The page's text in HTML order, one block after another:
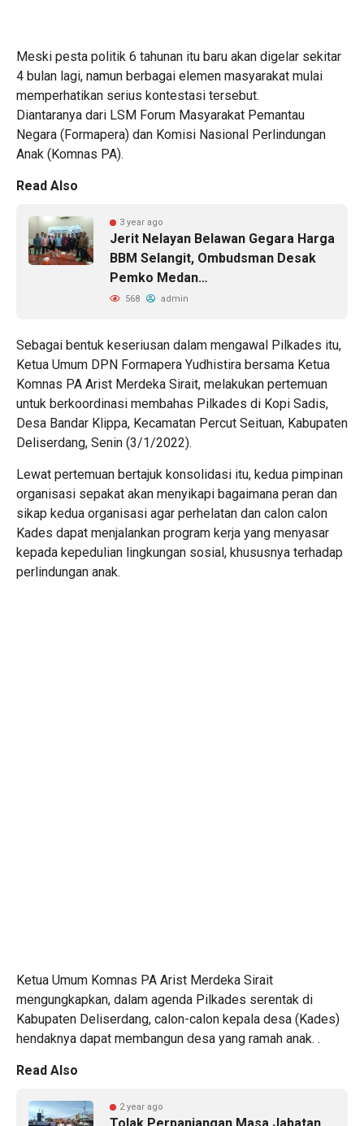
Meski pesta politik 6 tahunan itu baru akan digelar sekitar
4 bulan lagi, namun berbagai elemen masyarakat mulai
memperhatikan serius kontestasi tersebut.
Diantaranya dari LSM Forum Masyarakat Pemantau
Negara (Formapera) dan Komisi Nasional Perlindungan
Anak (Komnas PA).
Read Also
3 year ago
Jerit Nelayan Belawan Gegara Harga
BBM Selangit, Ombudsman Desak
Pemko Medan…
568 admin
Sebagai bentuk keseriusan dalam mengawal Pilkades itu,
Ketua Umum DPN Formapera Yudhistira bersama Ketua
Komnas PA Arist Merdeka Sirait, melakukan pertemuan
untuk berkoordinasi membahas Pilkades di Kopi Sadis,
Desa Bandar Klippa, Kecamatan Percut Seituan, Kabupaten
Deliserdang, Senin (3/1/2022).
Lewat pertemuan bertajuk konsolidasi itu, kedua pimpinan
organisasi sepakat akan menyikapi bagaimana peran dan
sikap kedua organisasi agar perhelatan dan calon calon
Kades dapat menjalankan program kerja yang menyasar
kepada kepedulian lingkungan sosial, khususnya terhadap
perlindungan anak.
Ketua Umum Komnas PA Arist Merdeka Sirait
mengungkapkan, dalam agenda Pilkades serentak di
Kabupaten Deliserdang, calon-calon kepala desa (Kades)
hendaknya dapat membangun desa yang ramah anak. .
Read Also
2 year ago